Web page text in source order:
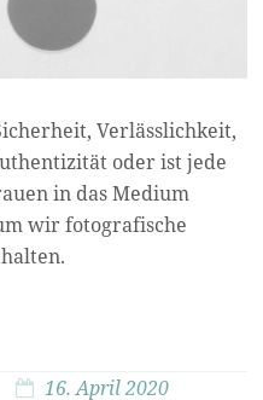
Verlässlichkeit,
oder ist jede
in das Medium
wir fotografische
16. April 2020